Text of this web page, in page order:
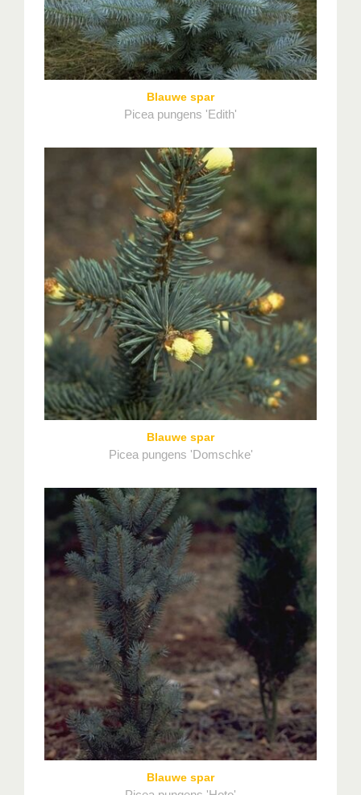
Blauwe spar
Picea pungens 'Edith'
Blauwe spar
Picea pungens 'Domschke'
Blauwe spar